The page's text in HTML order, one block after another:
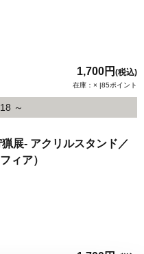
1,700円 (税込)
在庫：× |85ポイント
～
展- アクリルスタンド／
ィア）